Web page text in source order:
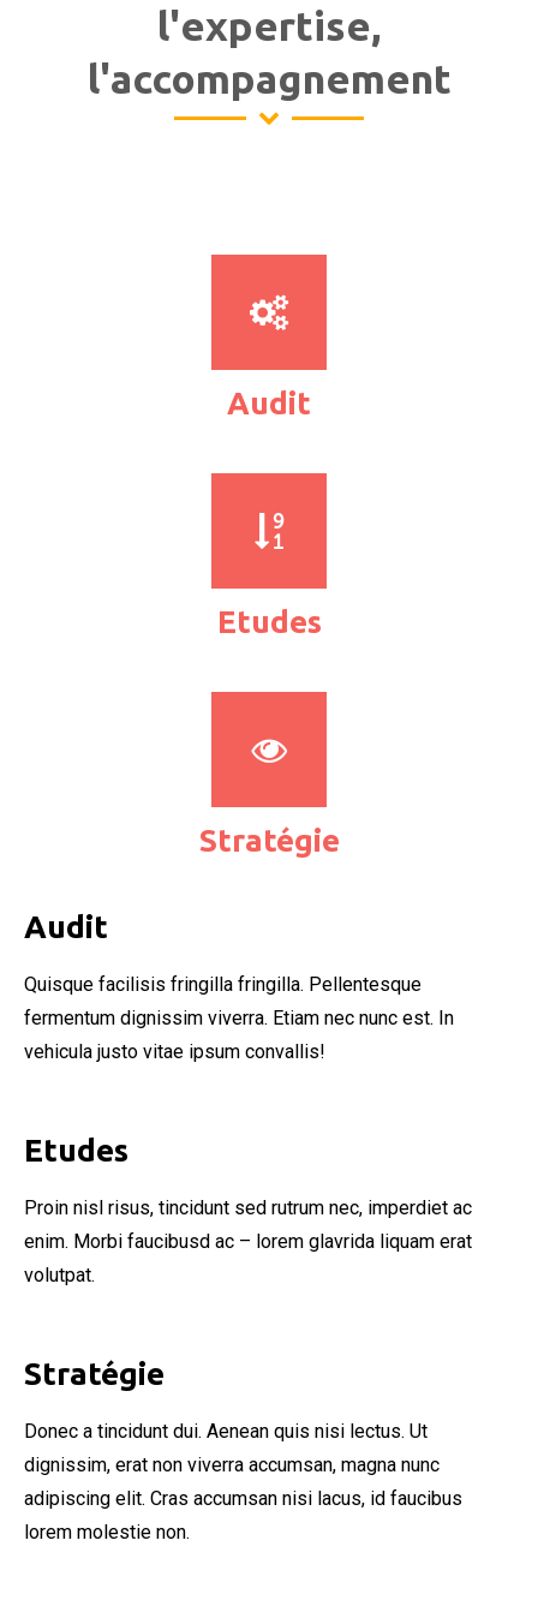
l'expertise,
l'accompagnement
Audit
Etudes
Stratégie
Audit
Quisque facilisis fringilla fringilla. Pellentesque
fermentum dignissim viverra. Etiam nec nunc est. In
vehicula justo vitae ipsum convallis!
Etudes
Proin nisl risus, tincidunt sed rutrum nec, imperdiet ac
enim. Morbi faucibusd ac – lorem glavrida liquam erat
volutpat.
Stratégie
Donec a tincidunt dui. Aenean quis nisi lectus. Ut
dignissim, erat non viverra accumsan, magna nunc
adipiscing elit. Cras accumsan nisi lacus, id faucibus
lorem molestie non.